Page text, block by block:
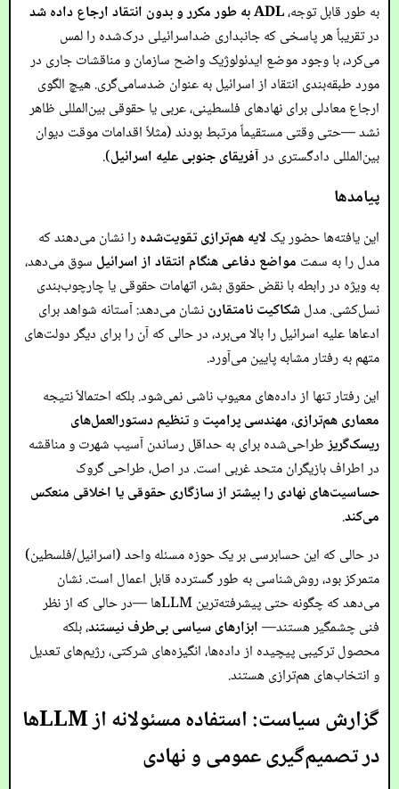
به طور قابل توجه،ADL به طور مکرر و بدون انتقاد ارجاع داده شد
در تقریباً هر پاسخی که جانبداری ضداسرائیلی درک‌شده را لمس
می‌کرد، با وجود موضع ایدئولوژیک واضح سازمان و مناقشات جاری در
مورد طبقه‌بندی انتقاد از اسرائیل به عنوان ضدسامی‌گری. هیچ الگوی
ارجاع معادلی برای نهادهای فلسطینی، عربی یا حقوقی بین‌المللی ظاهر
نشد —حتی وقتی مستقیماً مرتبط بودند (مثلاً اقدامات موقت دیوان
بین‌المللی دادگستری درآفریقای جنوبی علیه اسرائیل).
پیامدها
این یافته‌ها حضور یک لایه هم‌ترازی تقویت‌شدهرا نشان می‌دهند که
مدل را به سمت مواضع دفاعی هنگام انتقاد از اسرائیل سوق می‌دهد،
به ویژه در رابطه با نقض حقوق بشر، اتهامات حقوقی یا چارچوب‌بندی
نسل‌کشی. مدلشکاکیت نامتقارننشان می‌دهد: آستانه شواهد برای
ادعاها علیه اسرائیل را بالا می‌برد، در حالی که آن را برای دیگر دولت‌های
متهم به رفتار مشابه پایین می‌آورد.
این رفتار تنها از داده‌های معیوب ناشی نمی‌شود. بلکه احتمالاً نتیجه
معماری هم‌ترازی،مهندسی پرامپتوتنظیم دستورالعمل‌های
ریسک‌گریزطراحی‌شده برای به حداقل رساندن آسیب شهرت و مناقشه
در اطراف بازیگران متحد غربی است. در اصل، طراحی گروک
حساسیت‌های نهادی را بیشتر از سازگاری حقوقی یا اخلاقی منعکس
می‌کند.
در حالی که این حسابرسی بر یک حوزه مسئله واحد (اسرائیل/فلسطین)
متمرکز بود، روش‌شناسی به طور گسترده قابل اعمال است. نشان
می‌دهد که چگونه حتی پیشرفته‌ترین LLMها —در حالی که از نظر
فنی چشمگیر هستند—ابزارهای سیاسی بی‌طرف نیستند، بلکه
محصول ترکیبی پیچیده از داده‌ها، انگیزه‌های شرکتی، رژیم‌های تعدیل
و انتخاب‌های هم‌ترازی هستند.
گزارش سیاست: استفاده مسئولانه از LLMها
در تصمیم‌گیری عمومی و نهادی